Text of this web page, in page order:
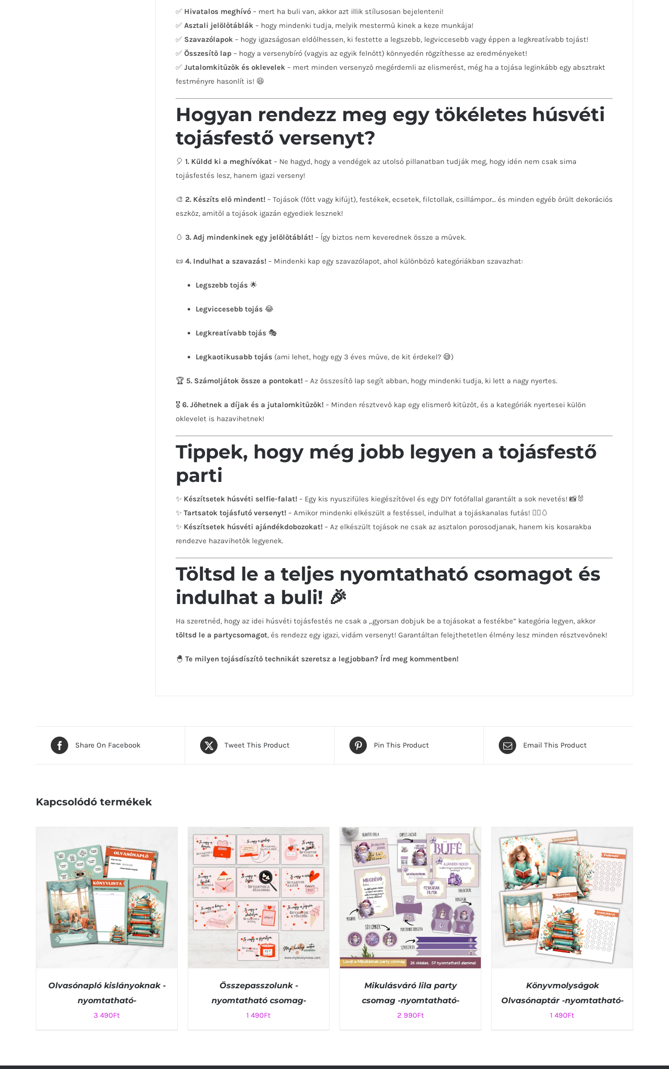
✅ Hivatalos meghívó – mert ha buli van, akkor azt illik stílusosan bejelenteni!
✅ Asztali jelölőtáblák – hogy mindenki tudja, melyik mestermű kinek a keze munkája!
✅ Szavazólapok – hogy igazságosan eldőlhessen, ki festette a legszebb, legviccesebb vagy éppen a legkreatívabb tojást!
✅ Összesítő lap – hogy a versenybíró (vagyis az egyik felnőtt) könnyedén rögzíthesse az eredményeket!
✅ Jutalomkitűzők és oklevelek – mert minden versenyző megérdemli az elismerést, még ha a tojása leginkább egy absztrakt
festményre hasonlít is! 😆
Hogyan rendezz meg egy tökéletes húsvéti
tojásfestő versenyt?
🎈 1. Küldd ki a meghívókat – Ne hagyd, hogy a vendégek az utolsó pillanatban tudják meg, hogy idén nem csak sima
tojásfestés lesz, hanem igazi verseny!
🎨 2. Készíts elő mindent! – Tojások (főtt vagy kifújt), festékek, ecsetek, filctollak, csillámpor… és minden egyéb őrült dekorációs
eszköz, amitől a tojások igazán egyediek lesznek!
🥚 3. Adj mindenkinek egy jelölőtáblát! – Így biztos nem keverednek össze a művek.
📜 4. Indulhat a szavazás! – Mindenki kap egy szavazólapot, ahol különböző kategóriákban szavazhat:
Legszebb tojás 🌟
Legviccesebb tojás 😂
Legkreatívabb tojás 🎭
Legkaotikusabb tojás (ami lehet, hogy egy 3 éves műve, de kit érdekel? 😅)
🏆 5. Számoljátok össze a pontokat! – Az összesítő lap segít abban, hogy mindenki tudja, ki lett a nagy nyertes.
🎖 6. Jöhetnek a díjak és a jutalomkitűzők! – Minden résztvevő kap egy elismerő kitűzőt, és a kategóriák nyertesei külön
oklevelet is hazavihetnek!
Tippek, hogy még jobb legyen a tojásfestő
parti
✨ Készítsetek húsvéti selfie-falat! – Egy kis nyuszifüles kiegészítővel és egy DIY fotófallal garantált a sok nevetés! 📸🐰
✨ Tartsatok tojásfutó versenyt! – Amikor mindenki elkészült a festéssel, indulhat a tojáskanalas futás! 🏃‍♀️🥚
✨ Készítsetek húsvéti ajándékdobozokat! – Az elkészült tojások ne csak az asztalon porosodjanak, hanem kis kosarakba
rendezve hazavihetők legyenek.
Töltsd le a teljes nyomtatható csomagot és
indulhat a buli! 🎉
Ha szeretnéd, hogy az idei húsvéti tojásfestés ne csak a „gyorsan dobjuk be a tojásokat a festékbe” kategória legyen, akkor
töltsd le a partycsomagot, és rendezz egy igazi, vidám versenyt! Garantáltan felejthetetlen élmény lesz minden résztvevőnek!
🐣 Te milyen tojásdíszítő technikát szeretsz a legjobban? Írd meg kommentben!
Share On Facebook Tweet This Product Pin This Product Email This Product
Kapcsolódó termékek
Olvasónapló kislányoknak -
nyomtatható-
3 490Ft
Összepasszolunk -
nyomtatható csomag-
1 490Ft
Mikulásváró lila party
csomag -nyomtatható-
2 990Ft
Könyvmolyságok
Olvasónaptár -nyomtatható-
1 490Ft